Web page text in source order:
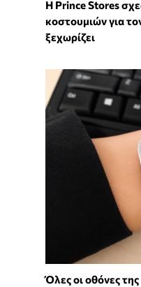
Η Prince Stores
κοστουμιών για
ξεχωρίζει
Όλες οι οθόνες